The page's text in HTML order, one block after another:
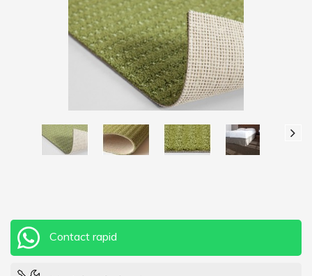
Contact rapid